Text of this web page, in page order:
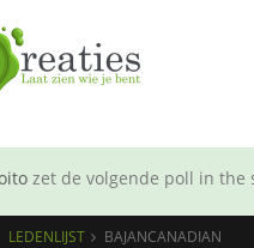
zet de volgende poll in the
LEDENLIJST BAJANCANADIAN